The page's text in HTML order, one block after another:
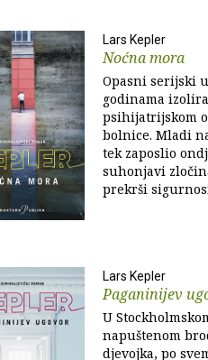
Lars Kepler
Noćna mora
Opasni serijski
godinama
psihijatrijskom
bolnice. Mladi
tek zaposlio
suhonjavi
prekrši
Lars Kepler
Paganinijev
U
napuštenom
djevojka, po